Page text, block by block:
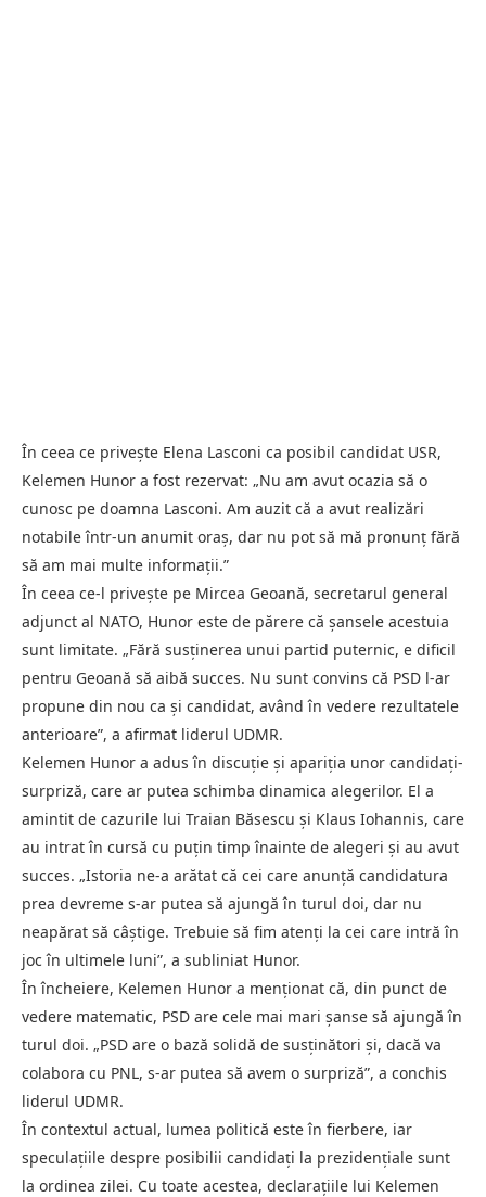
În ceea ce privește Elena Lasconi ca posibil candidat USR,
Kelemen Hunor a fost rezervat: „Nu am avut ocazia să o
cunosc pe doamna Lasconi. Am auzit că a avut realizări
notabile într-un anumit oraș, dar nu pot să mă pronunț fără
să am mai multe informații.”
În ceea ce-l privește pe Mircea Geoană, secretarul general
adjunct al NATO, Hunor este de părere că șansele acestuia
sunt limitate. „Fără susținerea unui partid puternic, e dificil
pentru Geoană să aibă succes. Nu sunt convins că PSD l-ar
propune din nou ca și candidat, având în vedere rezultatele
anterioare”, a afirmat liderul UDMR.
Kelemen Hunor a adus în discuție și apariția unor candidați-
surpriză, care ar putea schimba dinamica alegerilor. El a
amintit de cazurile lui Traian Băsescu și Klaus Iohannis, care
au intrat în cursă cu puțin timp înainte de alegeri și au avut
succes. „Istoria ne-a arătat că cei care anunță candidatura
prea devreme s-ar putea să ajungă în turul doi, dar nu
neapărat să câștige. Trebuie să fim atenți la cei care intră în
joc în ultimele luni”, a subliniat Hunor.
În încheiere, Kelemen Hunor a menționat că, din punct de
vedere matematic, PSD are cele mai mari șanse să ajungă în
turul doi. „PSD are o bază solidă de susținători și, dacă va
colabora cu PNL, s-ar putea să avem o surpriză”, a conchis
liderul UDMR.
În contextul actual, lumea politică este în fierbere, iar
speculațiile despre posibilii candidați la prezidențiale sunt
la ordinea zilei. Cu toate acestea, declarațiile lui Kelemen